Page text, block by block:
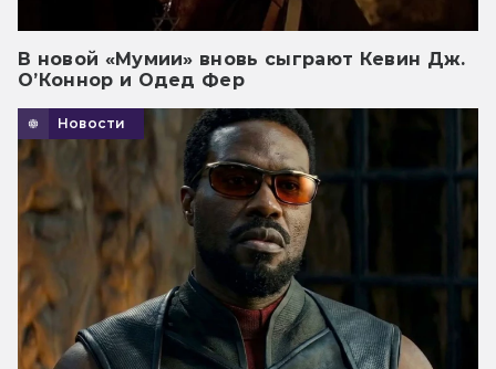
В новой «Мумии» вновь сыграют Кевин Дж.
О’Коннор и Одед Фер
Новости